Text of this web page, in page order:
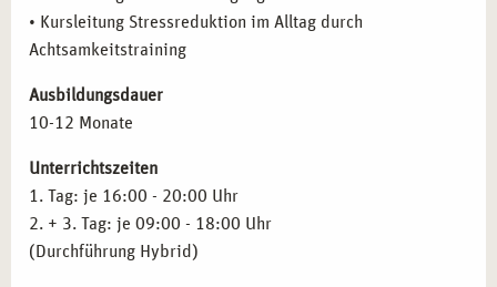
Arbeit in Kliniken, Rehabilitationszentren oder
Wellness- und Therapieeinrichtungen
• Kursleitung Stressreduktion im Alltag durch
Achtsamkeitstraining
Ausbildungsdauer
10-12 Monate
Unterrichtszeiten
1. Tag: je 16:00 - 20:00 Uhr
2. + 3. Tag: je 09:00 - 18:00 Uhr
(Durchführung Hybrid)